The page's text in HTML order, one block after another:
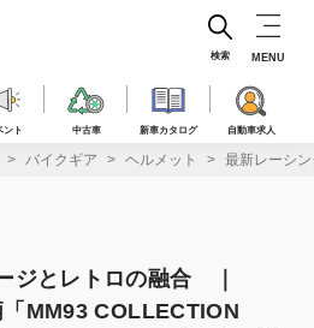
ント 中古車 新車カタログ 自動車求人
検索 MENU
バイクギア ヘルメット 最新レーシ
ジとレトロの融合 ｜
「MM93 COLLECTION